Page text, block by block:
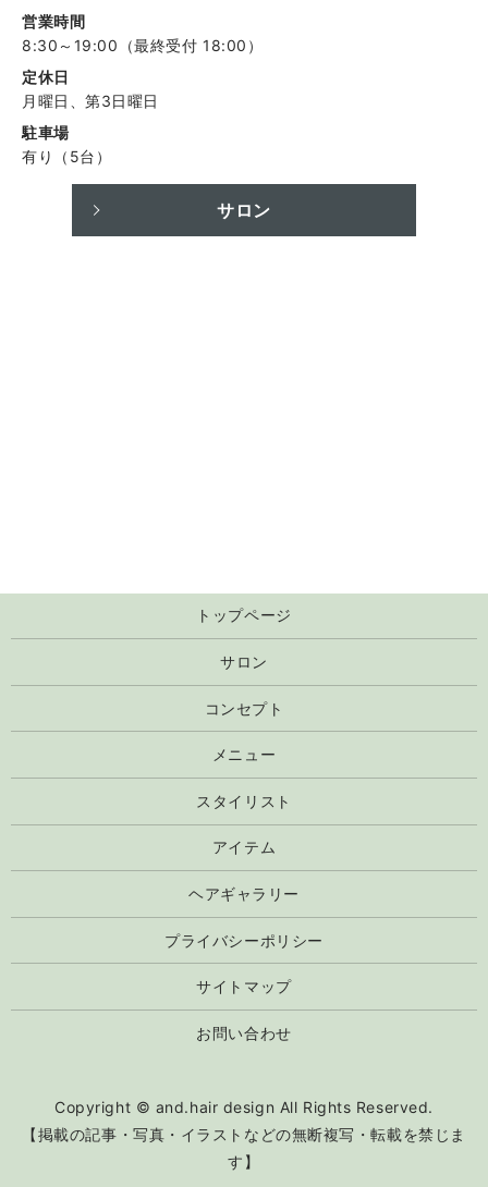
営業時間
8:30～19:00（最終受付 18:00）
定休日
月曜日、第3日曜日
駐車場
有り（5台）
サロン
トップページ
サロン
コンセプト
メニュー
スタイリスト
アイテム
ヘアギャラリー
プライバシーポリシー
サイトマップ
お問い合わせ
Copyright © and.hair design All Rights Reserved.
【掲載の記事・写真・イラストなどの無断複写・転載を禁じま
す】